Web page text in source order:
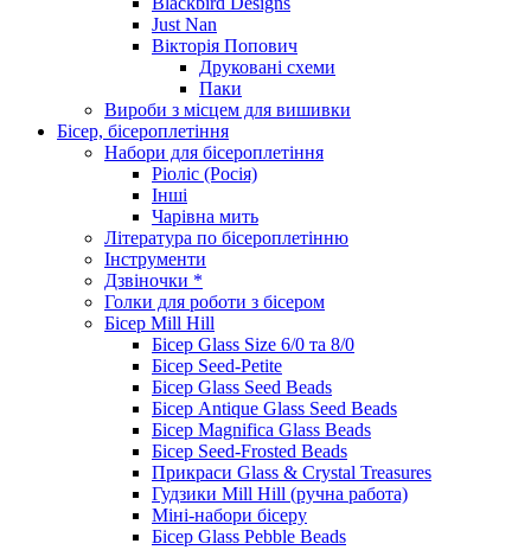
Just Nan
Вікторія Попович
Друковані схеми
Паки
Вироби з місцем для вишивки
Бісер, бісероплетіння
Набори для бісероплетіння
Ріоліс (Росія)
Інші
Чарівна мить
Література по бісероплетінню
Інструменти
Дзвіночки *
Голки для роботи з бісером
Бісер Mill Hill
Бісер Glass Size 6/0 та 8/0
Бісер Seed-Petite
Бісер Glass Seed Beads
Бісер Antique Glass Seed Beads
Бісер Magnifica Glass Beads
Бісер Seed-Frosted Beads
Прикраси Glass & Crystal Treasures
Гудзики Mill Hill (ручна работа)
Міні-набори бісеру
Бісер Glass Pebble Beads